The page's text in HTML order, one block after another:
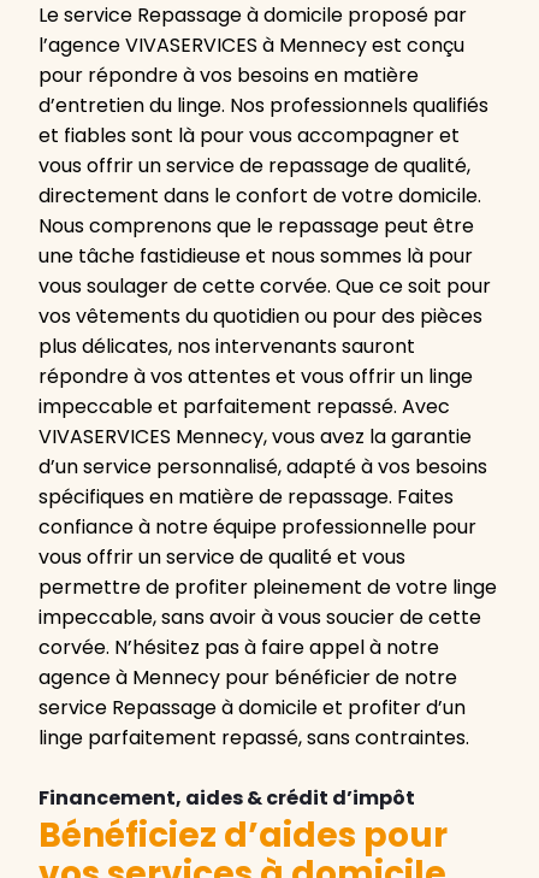
Le service Repassage à domicile proposé par
l’agence VIVASERVICES à Mennecy est conçu
pour répondre à vos besoins en matière
d’entretien du linge. Nos professionnels qualifiés
et fiables sont là pour vous accompagner et
vous offrir un service de repassage de qualité,
directement dans le confort de votre domicile.
Nous comprenons que le repassage peut être
une tâche fastidieuse et nous sommes là pour
vous soulager de cette corvée. Que ce soit pour
vos vêtements du quotidien ou pour des pièces
plus délicates, nos intervenants sauront
répondre à vos attentes et vous offrir un linge
impeccable et parfaitement repassé. Avec
VIVASERVICES Mennecy, vous avez la garantie
d’un service personnalisé, adapté à vos besoins
spécifiques en matière de repassage. Faites
confiance à notre équipe professionnelle pour
vous offrir un service de qualité et vous
permettre de profiter pleinement de votre linge
impeccable, sans avoir à vous soucier de cette
corvée. N’hésitez pas à faire appel à notre
agence à Mennecy pour bénéficier de notre
service Repassage à domicile et profiter d’un
linge parfaitement repassé, sans contraintes.
Financement, aides & crédit d’impôt
Bénéficiez d’aides pour